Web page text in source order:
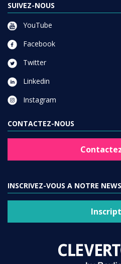
SUIVEZ-NOUS
YouTube
Facebook
Twitter
Linkedin
Instagram
CONTACTEZ-NOUS
INSCRIVEZ-VOUS A NOTRE